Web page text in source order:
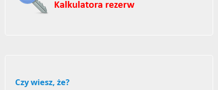
Czy wiesz, że?